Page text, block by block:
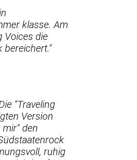
klasse. Am
Voices die
bereichert."
"Traveling
Version
mir" den
ruhig